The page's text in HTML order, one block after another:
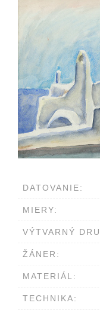
DATOVANIE:
MIERY:
VÝTVARNÝ
ŽÁNER:
MATERIÁL:
TECHNIKA: